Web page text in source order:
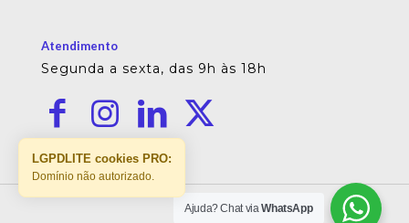
Atendimento
Segunda a sexta, das 9h às 18h
Ajuda? Chat viaWhatsApp
LGPDLITE cookies PRO:
Domínio não autorizado.